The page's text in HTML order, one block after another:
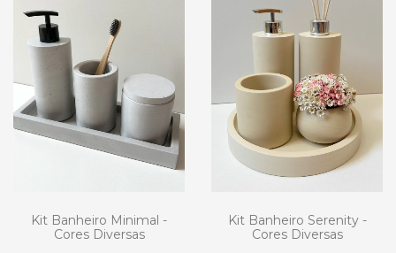
Kit Banheiro Minimal -
Cores Diversas
Kit Banheiro Serenity -
Cores Diversas